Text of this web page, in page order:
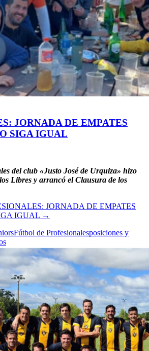
JORNADA DE EMPATES
SIGA IGUAL
del club «Justo José de Urquiza» hizo
Libres y arrancó el Clausura de los
JORNADA DE EMPATES
IGUAL →
Fútbol de Profesionalesposiciones y